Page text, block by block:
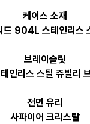
케이스 소재
드 904L 스테인리스
브레이슬릿
인리스 스틸 쥬빌리
전면 유리
사파이어 크리스탈